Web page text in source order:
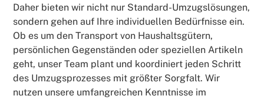
Daher bieten wir nicht nur Standard-Umzugslösungen,
sondern gehen auf Ihre individuellen Bedürfnisse ein.
Ob es um den Transport von Haushaltsgütern,
persönlichen Gegenständen oder speziellen Artikeln
geht, unser Team plant und koordiniert jeden Schritt
des Umzugsprozesses mit größter Sorgfalt. Wir
nutzen unsere umfangreichen Kenntnisse im